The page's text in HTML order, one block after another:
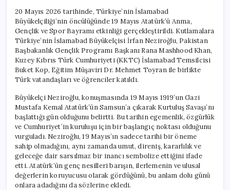
ve
Spor
Bayramı
Coşkuyla
Kutlandı
için
20 Mayıs 2026 tarihinde, Türkiye’nin İslamabad
Büyükelçiliği’nin öncülüğünde 19 Mayıs Atatürk’ü Anma,
Gençlik ve Spor Bayramı etkinliği gerçekleştirildi. Kutlamalara
Türkiye’nin İslamabad Büyükelçisi İrfan Neziroğlu, Pakistan
Başbakanlık Gençlik Programı Başkanı Rana Mashhood Khan,
Kuzey Kıbrıs Türk Cumhuriyeti (KKTC) İslamabad Temsilcisi
Buket Kop, Eğitim Müşaviri Dr. Mehmet Toyran ile birlikte
Türk vatandaşları ve öğrenciler katıldı.
Büyükelçi Neziroğlu, konuşmasında 19 Mayıs 1919’un Gazi
Mustafa Kemal Atatürk’ün Samsun’a çıkarak Kurtuluş Savaşı’nı
başlattığı gün olduğunu belirtti. Bu tarihin egemenlik, özgürlük
ve Cumhuriyet’in kuruluşu için bir başlangıç noktası olduğunu
vurguladı. Neziroğlu, 19 Mayıs’ın sadece tarihi bir öneme
sahip olmadığını, aynı zamanda umut, direniş, kararlılık ve
geleceğe dair sarsılmaz bir inancı sembolize ettiğini ifade
etti. Atatürk’ün genç nesilleri barışın, ilerlemenin ve ulusal
değerlerin koruyucusu olarak gördüğünü, bu anlam dolu günü
onlara adadığını da sözlerine ekledi.